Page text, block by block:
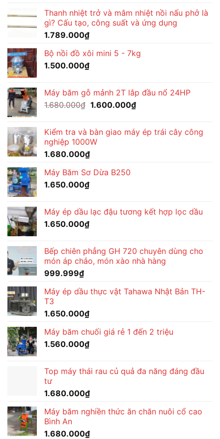
Thanh nhiệt trở và mâm nhiệt nồi nấu phở là
gì? Cấu tạo, công suất và ứng dụng
1.789.000₫
Bộ nồi đồ xôi mini 5 - 7kg
1.500.000₫
Máy băm gỗ mảnh 2T lắp đầu nổ 24HP
1.680.000₫ Giá
1.680.000₫.
1.600.000₫Giá
là:
Kiểm tra và bàn giao máy ép trái cây công
nghiệp 1000W
1.680.000₫
Máy Băm Sơ Dừa B250
1.650.000₫
Máy ép dầu lạc đậu tương kết hợp lọc dầu
1.650.000₫
Bếp chiên phẳng GH 720 chuyên dùng cho
món áp chảo, món xào nhà hàng
999.999₫
Máy ép dầu thực vật Tahawa Nhật Bản TH-
T3
1.650.000₫
Máy băm chuối giá rẻ 1 đến 2 triệu
1.560.000₫
Top máy thái rau củ quả đa năng đáng đầu
tư
1.680.000₫
Máy băm nghiền thức ăn chăn nuôi cổ cao
Bình An
1.680.000₫